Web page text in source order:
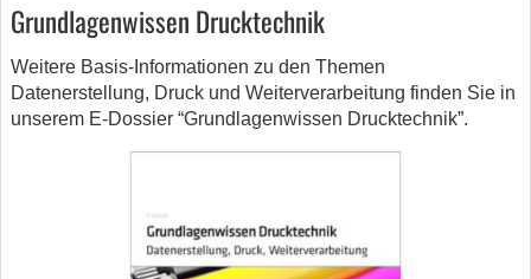
Grundlagenwissen Drucktechnik
Weitere Basis-Informationen zu den Themen
Datenerstellung, Druck und Weiterverarbeitung finden Sie in
unserem E-Dossier “Grundlagenwissen Drucktechnik”.